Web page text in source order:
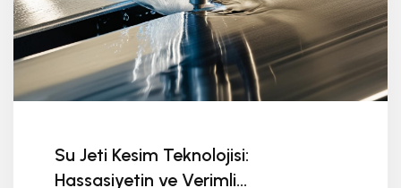
Su Jeti Kesim Teknolojisi:
Hassasiyetin ve Verimli...